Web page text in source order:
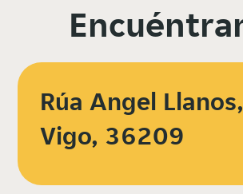
Rúa Angel
Vigo, 36209